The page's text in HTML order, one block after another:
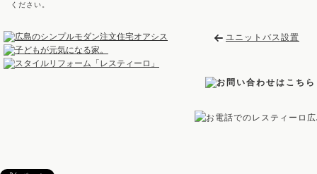
ユニットバス設置
ください。